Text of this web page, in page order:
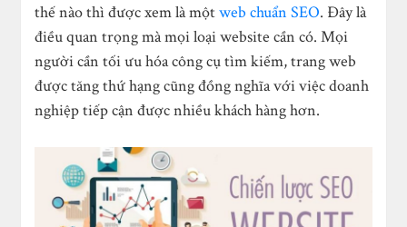
thế nào thì được xem là mộtweb chuẩn SEO. Đây là
điều quan trọng mà mọi loại website cần có. Mọi
người cần tối ưu hóa công cụ tìm kiếm, trang web
được tăng thứ hạng cũng đồng nghĩa với việc doanh
nghiệp tiếp cận được nhiều khách hàng hơn.